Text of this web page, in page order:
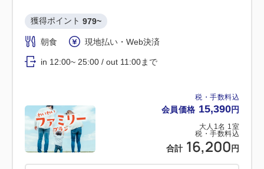
税・手数料込
会員価格 15,390円
大人 1 名 1 室
税・手数料込
合計 16,200 円
獲得ポイント 979~
朝食 現地払い・Web決済
in 12:00~ 25:00 / out 11:00まで